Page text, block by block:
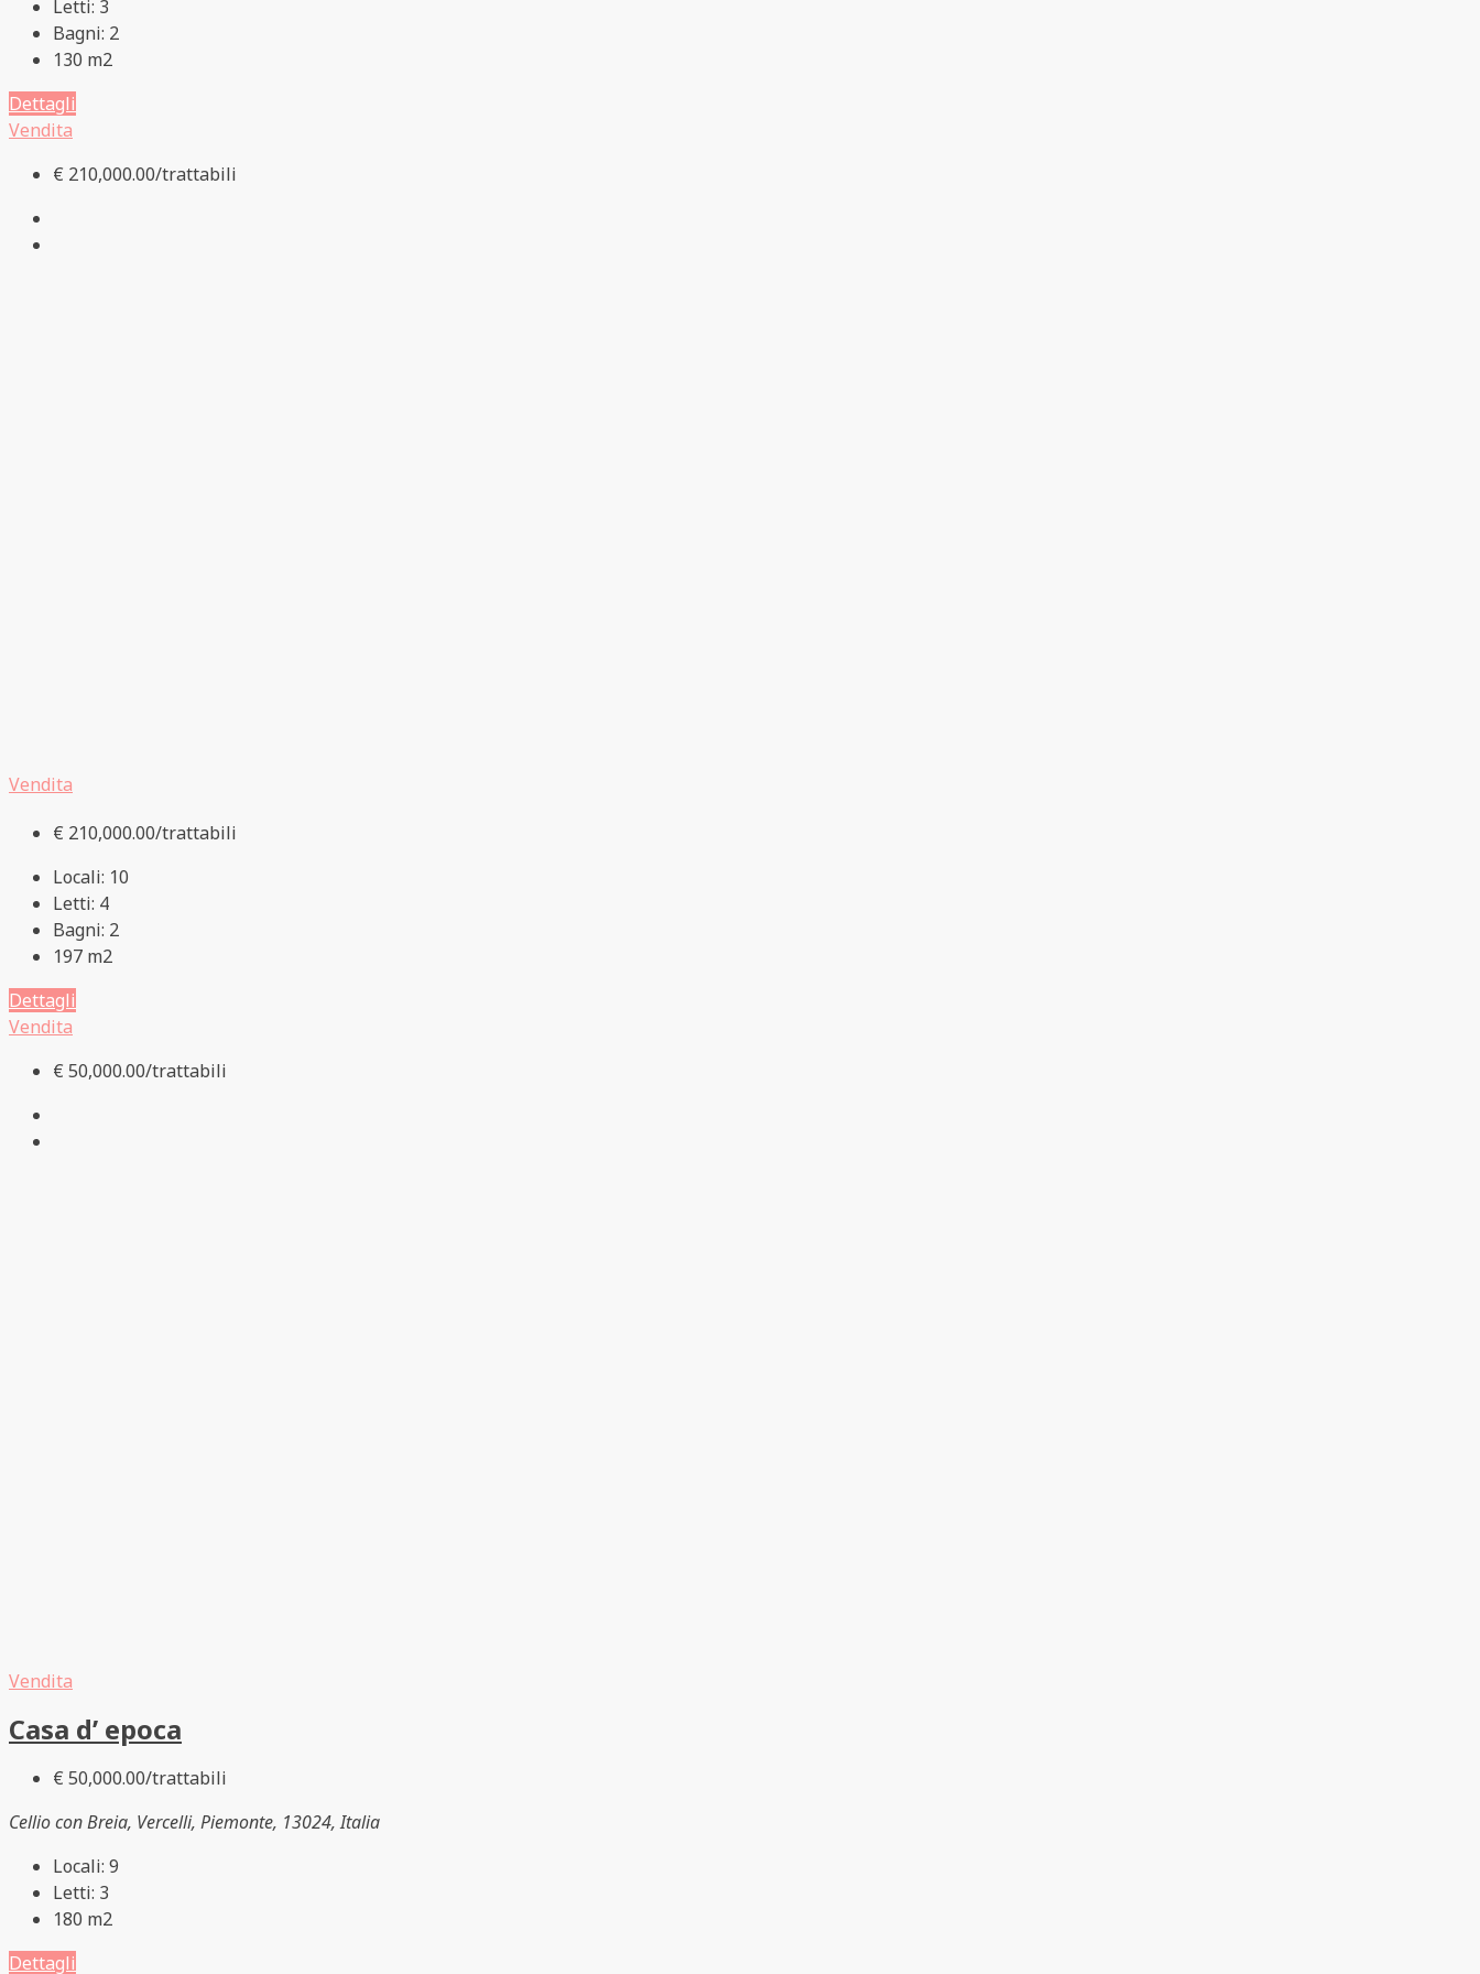
Letti: 3
Bagni: 2
130 m2
Dettagli
Vendita
€ 210,000.00/trattabili
Vendita
€ 210,000.00/trattabili
Locali: 10
Letti: 4
Bagni: 2
197 m2
Dettagli
Vendita
€ 50,000.00/trattabili
Vendita
Casa d’ epoca
€ 50,000.00/trattabili
Cellio con Breia, Vercelli, Piemonte, 13024, Italia
Locali: 9
Letti: 3
180 m2
Dettagli